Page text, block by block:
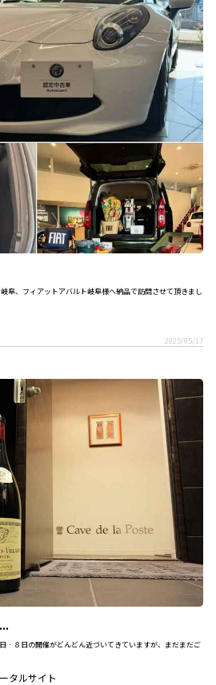
阜、フィアットアバルト岐阜様へ納品で訪問させて頂きまし
2025/05/17
‐８日の開催がどんどん近づいてきていますが、まだまだご
タルサイト